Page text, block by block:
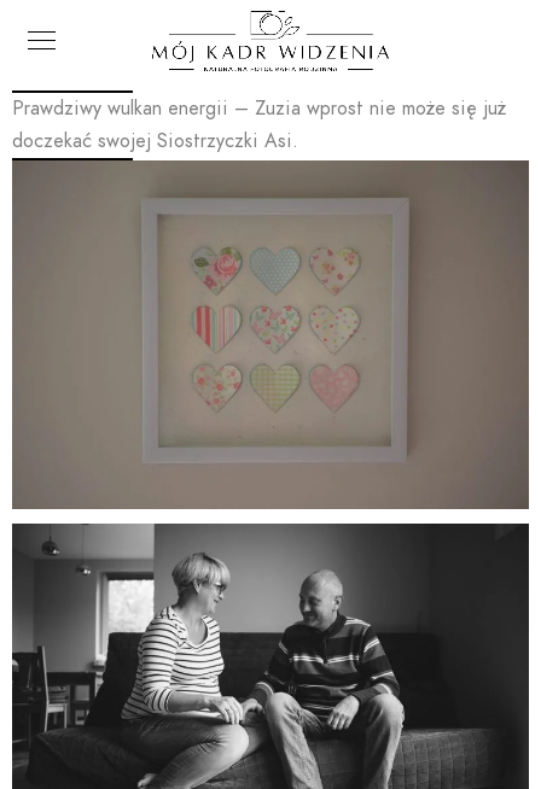
Prawdziwy wulkan energii – Zuzia wprost nie może się już
doczekać swojej Siostrzyczki Asi.